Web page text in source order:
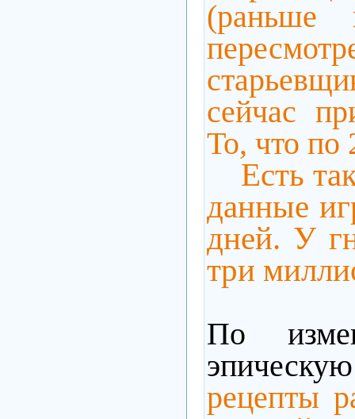
(раньше
сейчас
То, что по
Есть
данные
дней. У
три
По
рецепты